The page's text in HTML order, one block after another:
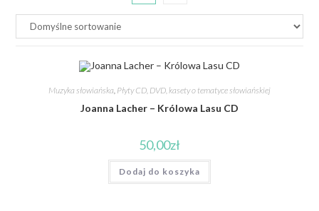
Muzyka słowiańska, Płyty CD, DVD, kasety o tematyce słowiańskiej
Joanna Lacher – Królowa Lasu CD
50,00zł
Dodaj do koszyka